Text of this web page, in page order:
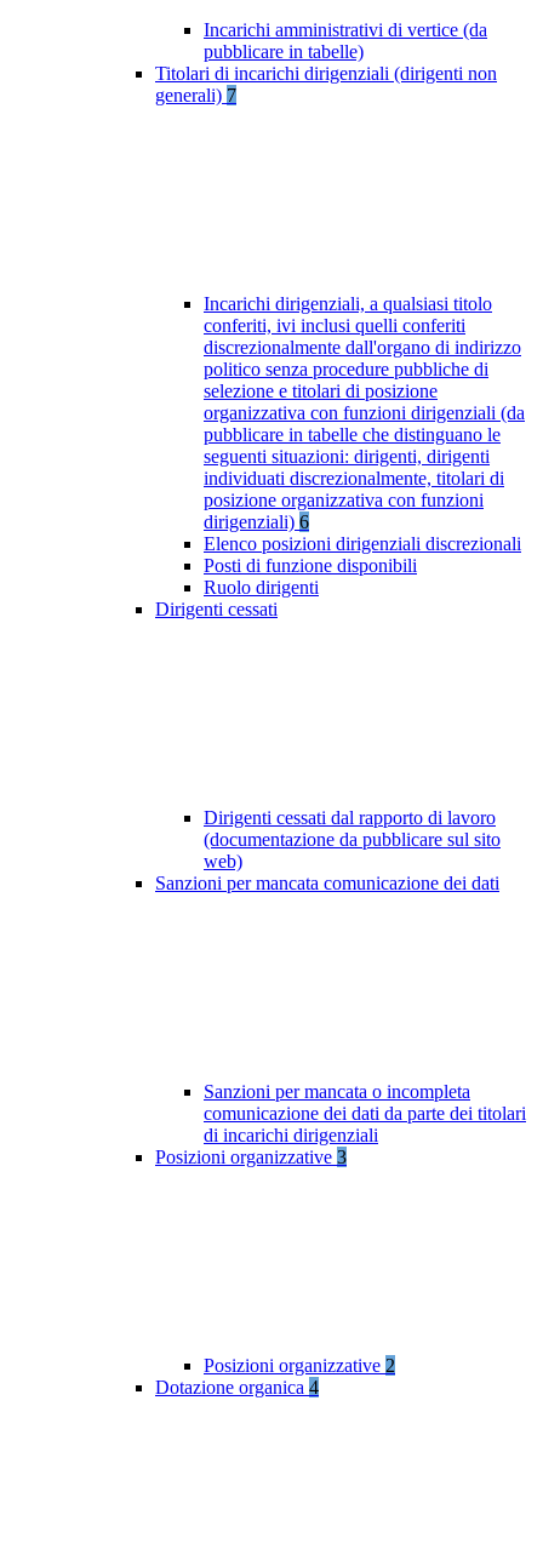
Incarichi amministrativi di vertice (da
pubblicare in tabelle)
Titolari di incarichi dirigenziali (dirigenti non
generali) 7
Incarichi dirigenziali, a qualsiasi titolo
conferiti, ivi inclusi quelli conferiti
discrezionalmente dall'organo di indirizzo
politico senza procedure pubbliche di
selezione e titolari di posizione
organizzativa con funzioni dirigenziali (da
pubblicare in tabelle che distinguano le
seguenti situazioni: dirigenti, dirigenti
individuati discrezionalmente, titolari di
posizione organizzativa con funzioni
dirigenziali) 6
Elenco posizioni dirigenziali discrezionali
Posti di funzione disponibili
Ruolo dirigenti
Dirigenti cessati
Dirigenti cessati dal rapporto di lavoro
(documentazione da pubblicare sul sito
web)
Sanzioni per mancata comunicazione dei dati
Sanzioni per mancata o incompleta
comunicazione dei dati da parte dei titolari
di incarichi dirigenziali
Posizioni organizzative 3
Posizioni organizzative 2
Dotazione organica 4